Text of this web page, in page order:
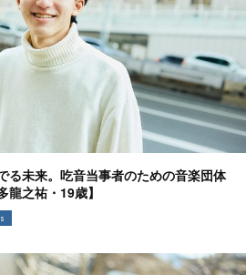
る未来。吃音当事者のための音楽団体
龍之祐・19歳】